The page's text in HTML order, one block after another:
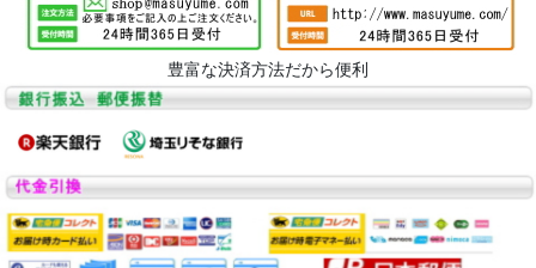
豊富な決済方法だから便利